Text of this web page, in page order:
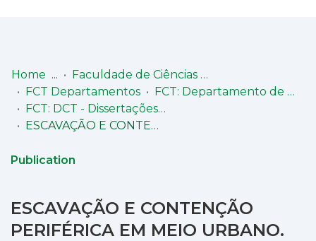
Communities
& Collections
Statistics
Home
Faculdade de Ciências e Tecnologia (FCT)
FCT Departamentos
FCT: Departamento de Ciências da Terra
FCT: DCT - Dissertações de Mestrado
ESCAVAÇÃO E CONTENÇÃO PERIFÉRICA EM MEIO URBANO. REABILITAÇÃO DAS ANTIGAS INSTALAÇÕES DA EMPRESA “NAPOLITANA”
Publication
ESCAVAÇÃO E CONTENÇÃO
PERIFÉRICA EM MEIO URBANO.